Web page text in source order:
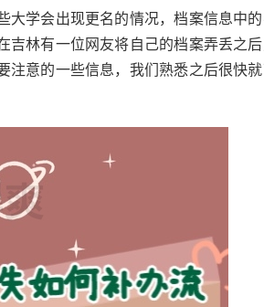
大学会出现更名的情况，档案信息中
吉林有一位网友将自己的档案弄丢之
注意的一些信息，我们熟悉之后很快